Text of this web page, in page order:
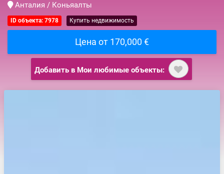
Анталия / Коньяалты
ID объекта: 7978 Купить недвижимость
Цена от 170,000 €
Добавить в Мои любимые объекты: